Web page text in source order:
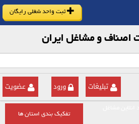
ثبت واحد شغلی رایگان
اصناف و مشاغل ایران
عضویت ورود تبلیغات
تفکیک بندی استان ها